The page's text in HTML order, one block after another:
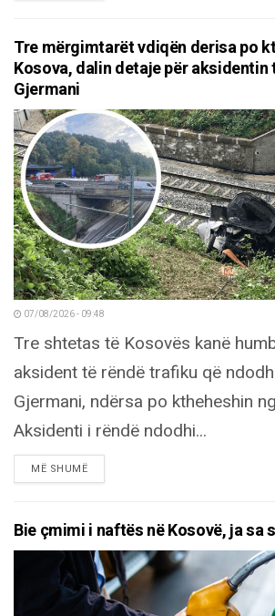
Tre mërgimtarët vdiqën derisa po
Kosova, dalin detaje për aksidentin
Gjermani
07/08/2026 - 09:48
Tre shtetas të Kosovës kanë
aksident të rëndë trafiku që
Gjermani, ndërsa po ktheheshin
Aksidenti i rëndë ndodhi...
MË SHUMËDETAILS
Bie çmimi i naftës në Kosovë, ja sa